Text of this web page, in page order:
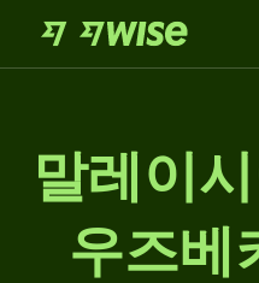
말레이
우즈베